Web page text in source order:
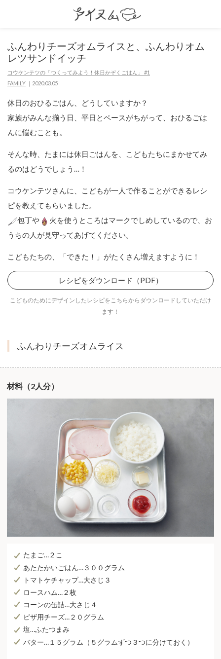
ふんわりチーズオムライスと、ふんわりオム
レツサンドイッチ
コウケンテツの「つくってみよう！休日かぞくごはん」 #1
FAMILY
2020.03.05
休日のおひるごはん、どうしていますか？
家族がみんな揃う日、平日とペースがちがって、おひるごは
んに悩むことも。
そんな時、たまには休日ごはんを、こどもたちにまかせてみ
るのはどうでしょう…！
コウケンテツさんに、こどもが一人で作ることができるレシ
ピを教えてもらいました。
包丁や
火を使うところはマークでしめしているので、お
うちの人が見守ってあげてください。
こどもたちの、「できた！」がたくさん増えますように！
レシピをダウンロード（PDF）
こどものためにデザインしたレシピをこちらからダウンロードしていただけ
ます！
ふんわりチーズオムライス
材料（2人分）
たまご…２こ
あたたかいごはん…３００グラム
トマトケチャップ…大さじ３
ロースハム…２枚
コーンの缶詰…大さじ４
ピザ用チーズ…２０グラム
塩…ふたつまみ
バター…１５グラム（５グラムずつ３つに分けておく）